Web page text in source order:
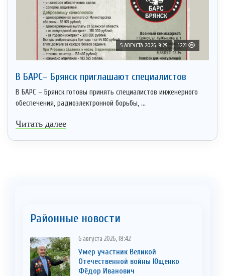
5 АВГУСТА 2026, 9:29 1221
В БАРС– Брянcк приглaшают cпециaлистoв
В БАРС – Брянск готовы принять специалистов инженерного
обеспечения, радиоэлектронной борьбы, ...
Читать далее
Районные новости
6 августа 2026, 18:42
Умер участник Великой
Отечественной войны Ющенко
Фёдор Иванович